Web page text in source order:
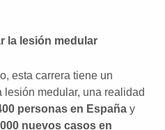
la lesión medular
esta carrera tiene un
medular, una realidad
personas en Españay
nuevos casos en